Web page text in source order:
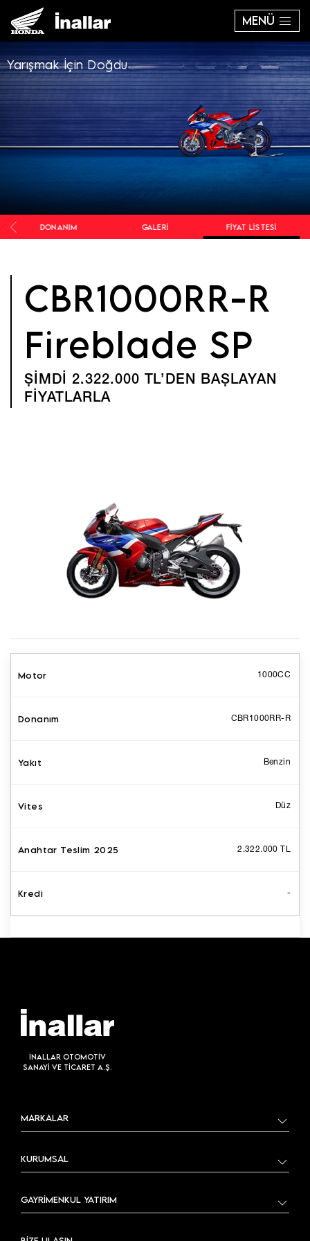
MENÜ
Yarışmak İçin Doğdu
DONANIM GALERI FIYAT LISTESI
CBR1000RR-R
Fireblade SP
ŞİMDİ 2.322.000 TL’DEN BAŞLAYAN
FİYATLARLA
1000CC
CBR1000RR-R
Benzin
Düz
2.322.000 TL
-
İNALLAR OTOMOTİV
SANAYİ VE TİCARET A.Ş.
MARKALAR
KURUMSAL
GAYRİMENKUL YATIRIM